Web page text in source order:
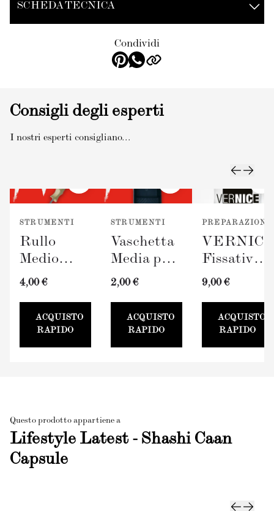
SCHEDA TECNICA
Condividi
Consigli degli esperti
I nostri esperti consigliano...
STRUMENTI
Rullo
Medio
TERRAVERDE
4,00 €
ACQUISTO
RAPIDO
STRUMENTI
Vaschetta
Media per
Pittura
100mm
2,00 €
ACQUISTO
RAPIDO
PREPARAZIONE
Fissativo
(300ml)
9,00 €
ACQUISTO
RAPIDO
Questo prodotto appartiene a
Lifestyle Latest - Shashi Caan
Capsule